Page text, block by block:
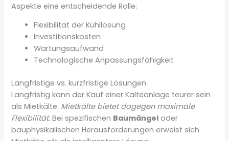
Aspekte eine entscheidende Rolle:
Flexibilität der Kühllösung
Investitionskosten
Wartungsaufwand
Technologische Anpassungsfähigkeit
Langfristige vs. kurzfristige Lösungen
Langfristig kann der Kauf einer Kälteanlage teurer sein
als Mietkälte. Mietkälte bietet dagegen maximale
Flexibilität. Bei spezifischen Baumängel oder
bauphysikalischen Herausforderungen erweist sich